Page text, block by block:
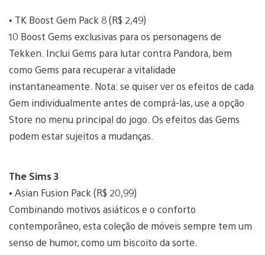
• TK Boost Gem Pack 8 (R$ 2,49)
10 Boost Gems exclusivas para os personagens de
Tekken. Inclui Gems para lutar contra Pandora, bem
como Gems para recuperar a vitalidade
instantaneamente. Nota: se quiser ver os efeitos de cada
Gem individualmente antes de comprá-las, use a opção
Store no menu principal do jogo. Os efeitos das Gems
podem estar sujeitos a mudanças.
The Sims 3
• Asian Fusion Pack (R$ 20,99)
Combinando motivos asiáticos e o conforto
contemporâneo, esta coleção de móveis sempre tem um
senso de humor, como um biscoito da sorte.